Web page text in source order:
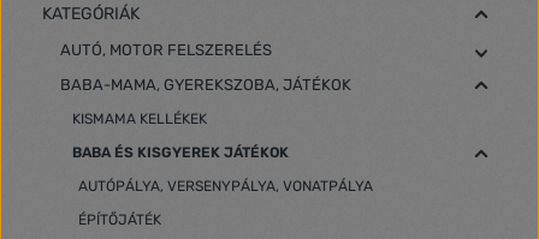
KATEGÓRIÁK
AUTÓ, MOTOR FELSZERELÉS
BABA-MAMA, GYEREKSZOBA, JÁTÉKOK
KISMAMA KELLÉKEK
BABA ÉS KISGYEREK JÁTÉKOK
AUTÓPÁLYA, VERSENYPÁLYA, VONATPÁLYA
ÉPÍTŐJÁTÉK